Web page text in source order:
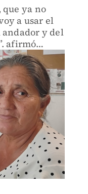
que ya no
a usar el
andador y del
afirmó